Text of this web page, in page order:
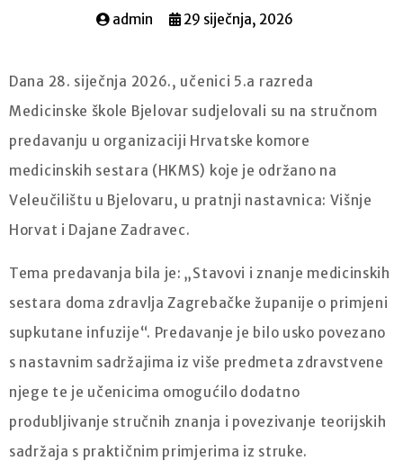
admin 29 siječnja, 2026
Dana 28. siječnja 2026., učenici 5.a razreda
Medicinske škole Bjelovar sudjelovali su na stručnom
predavanju u organizaciji Hrvatske komore
medicinskih sestara (HKMS) koje je održano na
Veleučilištu u Bjelovaru, u pratnji nastavnica: Višnje
Horvat i Dajane Zadravec.
Tema predavanja bila je: „Stavovi i znanje medicinskih
sestara doma zdravlja Zagrebačke županije o primjeni
supkutane infuzije“. Predavanje je bilo usko povezano
s nastavnim sadržajima iz više predmeta zdravstvene
njege te je učenicima omogućilo dodatno
produbljivanje stručnih znanja i povezivanje teorijskih
sadržaja s praktičnim primjerima iz struke.